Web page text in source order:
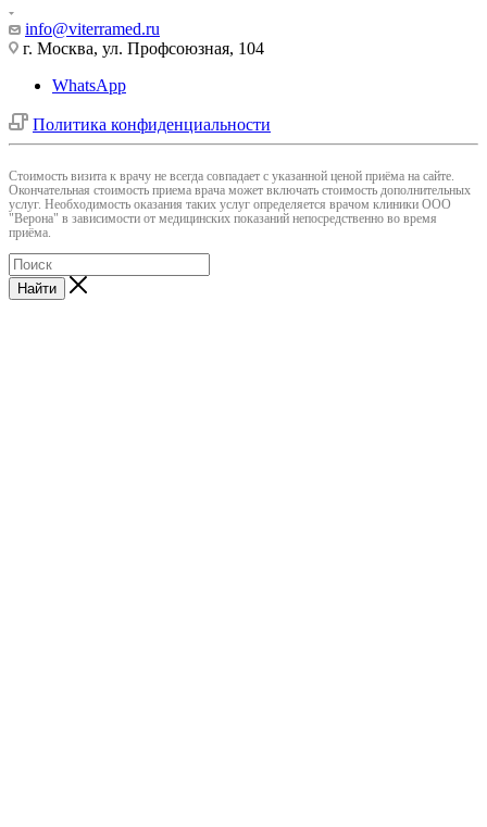
info@viterramed.ru
г. Москва, ул. Профсоюзная, 104
WhatsApp
Политика конфиденциальности
Cтоимость визита к врачу не всегда совпадает с указанной ценой приёма на сайте.
Окончательная стоимость приема врача может включать стоимость дополнительных
услуг. Необходимость оказания таких услуг определяется врачом клиники ООО
"Верона" в зависимости от медицинских показаний непосредственно во время
приёма.
Найти